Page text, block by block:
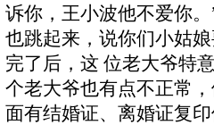
诉你，王小波他不爱你
也跳起来，说你们小姑
完了后，这 位老大爷特
个老大爷也有点不正常
面有结婚证、离婚证复印